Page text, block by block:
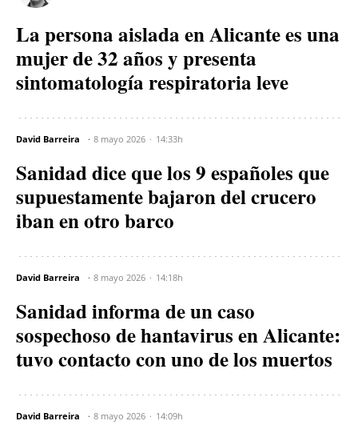
La persona aislada en Alicante es una
mujer de 32 años y presenta
sintomatología respiratoria leve
David Barreira 8 mayo 2026 14:33h
Sanidad dice que los 9 españoles que
supuestamente bajaron del crucero
iban en otro barco
David Barreira 8 mayo 2026 14:18h
Sanidad informa de un caso
sospechoso de hantavirus en Alicante:
tuvo contacto con uno de los muertos
David Barreira 8 mayo 2026 14:09h